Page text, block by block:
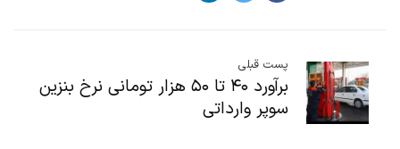
پست قبلی
برآورد ۴۰ تا ۵۰ هزار تومانی نرخ بنزین
سوپر وارداتی